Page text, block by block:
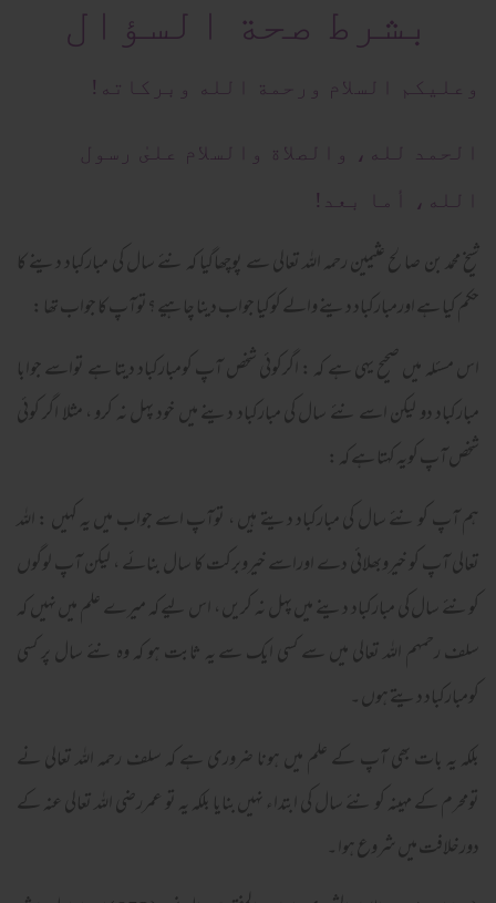
بشرط صحة السؤال
وعلیکم السلام ورحمة الله وبرکاته!
الحمد لله، والصلاة والسلام علىٰ رسول
الله، أما بعد!
شیخ محمد بن صالح عثیمین رحمہ اللہ تعالی سے پوچھاگیا کہ نئے سال کی مبارکباد دینے کا
حکم کیا ہے اورمبارکباد دینے والے کوکیا جواب دینا چاہیے ؟توآپ کا جواب تھا :
اس مسئلہ میں صحیح یہی ہے کہ : اگرکوئي شخص آپ کومبارکباد دیتا ہے تواسے جوابا
مبارکباد دو لیکن اسے نئے سال کی مبارکباد دینے میں خود پہل نہ کرو ، مثلا اگر کوئی
شخص آپ کویہ کہتا ہے کہ :
ہم آپ کو نئے سال کی مبارکباد دیتے ہیں ، توآپ اسے جواب میں یہ کہیں : اللہ
تعالی آپ کو خیروبھلائی دے اوراسے خيروبرکت کا سال بنائے ، لیکن آپ لوگوں
کونئے سال کی مبارکباد دینے میں پہل نہ کریں ، اس لیے کہ میرے علم میں نہیں کہ
سلف رحمہم اللہ تعالی میں سے کسی ایک سے یہ ثابت ہو کہ وہ نئے سال پر کسی
کومبارکباد دیتے ہوں ۔
بلکہ یہ بات بھی آپ کے علم میں ہونا ضروری ہے کہ سلف رحمہ اللہ تعالی نے
تومحرم کے مہینہ کو نئے سال کی ابتداء نہیں بنایا بلکہ یہ تو عمررضی اللہ تعالی عنہ کے
دورخلافت میں شروع ہوا ۔